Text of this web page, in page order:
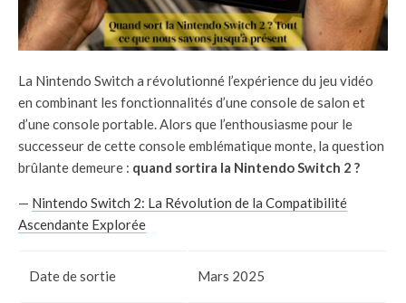
La Nintendo Switch a révolutionné l’expérience du jeu vidéo
en combinant les fonctionnalités d’une console de salon et
d’une console portable. Alors que l’enthousiasme pour le
successeur de cette console emblématique monte, la question
brûlante demeure : quand sortira la Nintendo Switch 2 ?
— Nintendo Switch 2: La Révolution de la Compatibilité
Ascendante Explorée
Date de sortie Mars 2025